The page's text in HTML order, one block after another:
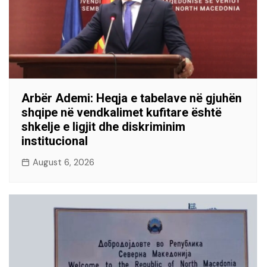
Arbër Ademi: Heqja e tabelave në gjuhën
shqipe në vendkalimet kufitare është
shkelje e ligjit dhe diskriminim
institucional
August 6, 2026